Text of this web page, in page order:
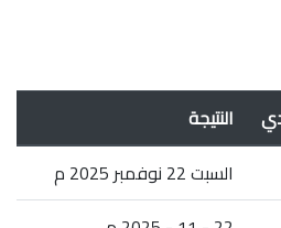
النتيجة
السبت 22 نوفمبر 2025 م